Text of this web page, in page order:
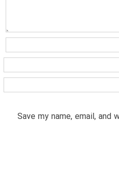
Save my name, email,